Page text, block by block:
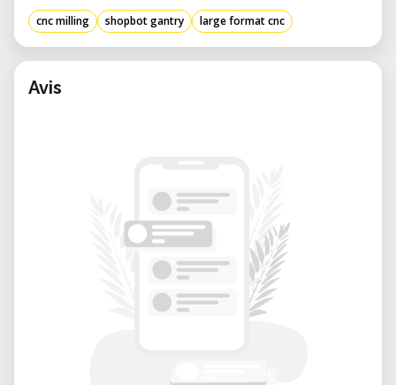
diseñado para precisión y productividad. Ya
sea que esté prototipando piezas grandes,
experimentando con procesos sustractivos
o produciendo paneles intrincados, esta
• Soporte experto: Nuestro personal
experimentado puede ayudar con la
configuración de archivos, generación de
trayectorias de herramientas, selección de
brocas y operación segura.
cnc milling shopbot gantry large format cnc
Avis